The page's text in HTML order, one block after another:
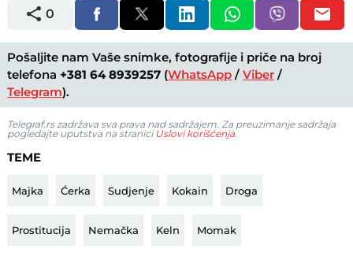
0
Pošaljite nam Vaše snimke, fotografije i priče na broj
telefona +381 64 8939257 (WhatsApp /Viber /
Telegram).
Telegraf.rs zadržava sva prava nad sadržajem. Za preuzimanje sadržaja
pogledajte uputstva na stranici Uslovi korišćenja.
TEME
Majka Ćerka Sudjenje Kokain Droga
Prostitucija Nemačka Keln Momak